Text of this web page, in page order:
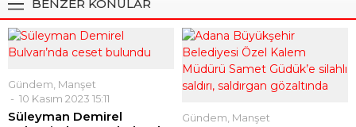
BENZER KONULAR
Gündem Manşet
10 Kasım 2023 15:11
Süleyman Demirel
Gündem Manşet